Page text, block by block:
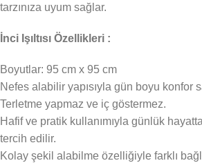
tarzınıza uyum sağlar.
İnci Işıltısı Özellikleri :
Boyutlar: 95 cm x 95 cm
Nefes alabilir yapısıyla gün boyu konfor
Terletme yapmaz ve iç göstermez.
Hafif ve pratik kullanımıyla günlük
tercih edilir.
Kolay şekil alabilme özelliğiyle farklı